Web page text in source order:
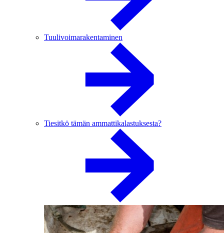
Tuulivoimarakentaminen
Tiesitkö tämän ammattikalastuksesta?